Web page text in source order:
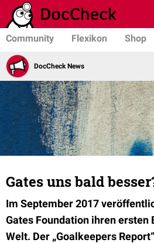
Community Flexikon Shop
DocCheck News
Gates uns bald
Im September 2017
Gates Foundation ihren ersten
Welt. Der „Goalkeepers